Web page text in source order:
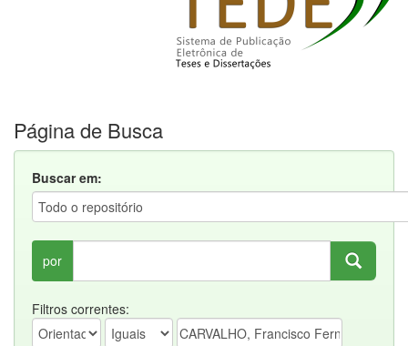
Página de Busca
Buscar em:
por
Filtros correntes: